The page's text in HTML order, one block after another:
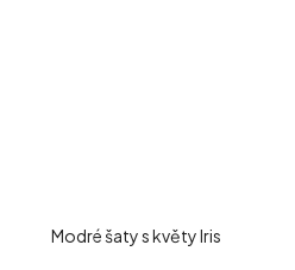
Modré šaty s květy Iris